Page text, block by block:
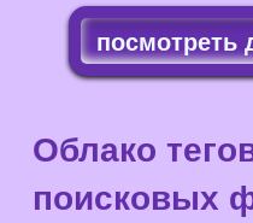
посмотреть
Облако
поисковых